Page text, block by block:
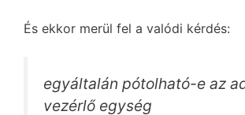
És ekkor merül fel a valódi kérdés:
egyáltalán pótolható-e az
vezérlő egység